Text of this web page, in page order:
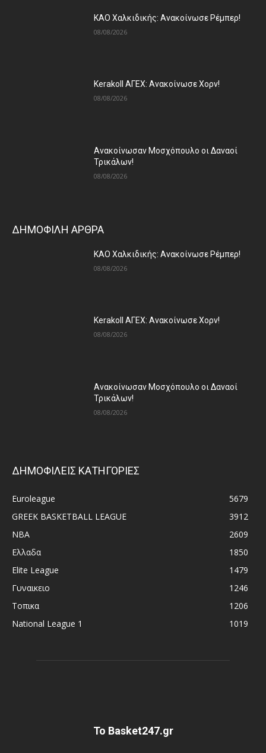
ΚΑΟ Χαλκιδικής: Ανακοίνωσε Ρέμπερ!
08/08/2026
Kerakoll ΑΓΕΧ: Ανακοίνωσε Χορν!
08/08/2026
Ανακοίνωσαν Μοσχόπουλο οι Δαναοί
Τρικάλων!
08/08/2026
ΔΗΜΟΦΙΛΗ ΑΡΘΡΑ
ΚΑΟ Χαλκιδικής: Ανακοίνωσε Ρέμπερ!
08/08/2026
Kerakoll ΑΓΕΧ: Ανακοίνωσε Χορν!
08/08/2026
Ανακοίνωσαν Μοσχόπουλο οι Δαναοί
Τρικάλων!
08/08/2026
ΔΗΜΟΦΙΛΕΙΣ ΚΑΤΗΓΟΡΙΕΣ
Euroleague
5679
GREEK BASKETBALL LEAGUE
3912
NBA
2609
Ελλαδα
1850
Elite League
1479
Γυναικειο
1246
Τοπικα
1206
National League 1
1019
Το Basket247.gr